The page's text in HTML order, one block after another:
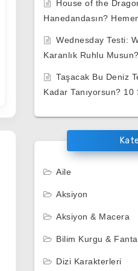
House of the
Hanedandasın?
Wednesday Testi:
Karanlık Ruhlu Musun?
Taşacak Bu Deniz
Kadar Tanıyorsun? 10
Aile
Aksiyon
Aksiyon & Macera
Bilim Kurgu &
Dizi Karakterleri